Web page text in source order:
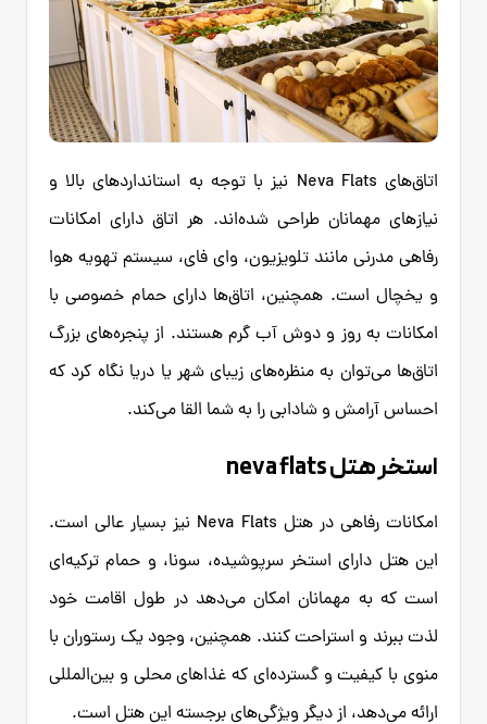
اتاق‌های Neva Flats نیز با توجه به استانداردهای بالا و
نیازهای مهمانان طراحی شده‌اند. هر اتاق دارای امکانات
رفاهی مدرنی مانند تلویزیون، وای فای، سیستم تهویه هوا
و یخچال است. همچنین، اتاق‌ها دارای حمام خصوصی با
امکانات به روز و دوش آب گرم هستند. از پنجره‌های بزرگ
اتاق‌ها می‌توان به منظره‌های زیبای شهر یا دریا نگاه کرد که
احساس آرامش و شادابی را به شما القا می‌کند.
استخر هتل neva flats
امکانات رفاهی در هتل Neva Flats نیز بسیار عالی است.
این هتل دارای استخر سرپوشیده، سونا، و حمام ترکیه‌ای
است که به مهمانان امکان می‌دهد در طول اقامت خود
لذت ببرند و استراحت کنند. همچنین، وجود یک رستوران با
منوی با کیفیت و گسترده‌ای که غذاهای محلی و بین‌المللی
ارائه می‌دهد، از دیگر ویژگی‌های برجسته این هتل است.